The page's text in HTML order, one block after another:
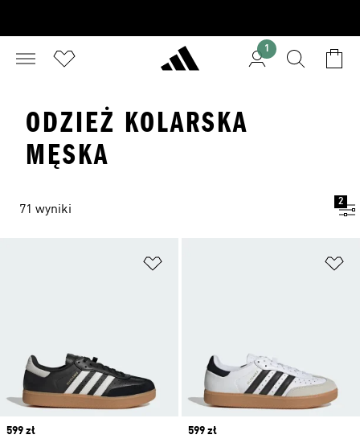
1
ODZIEŻ KOLARSKA
MĘSKA
71 wyniki
2
Price
599 zł
Price
599 zł